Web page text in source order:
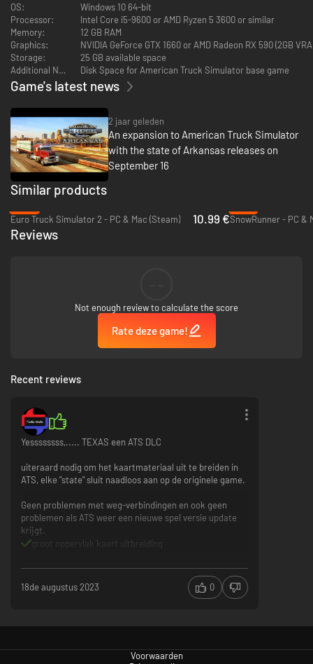
OS:
Windows 10 64-bit
Processor:
Intel Core i5-9600 or AMD Ryzen 5 3600 or similar
Memory:
12 GB RAM
Graphics:
NVIDIA GeForce GTX 1660 or AMD Radeon RX 590 (2GB
Storage:
25 GB available space
Additional Notes:
Disk Space for American Truck Simulator base game
Game's latest news
2 jaar geleden
An expansion to American Truck Simulator
with the state of Arkansas releases on
September 16
Similar products
Euro Truck Simulator 2 - PC & Mac (Steam)
10.99 €SnowRunner - PC &
Reviews
Not enough review to calculate the score
Rate deze game!
Recent reviews
Yessssssss,..... TEXAS een ATS DLC
uiteraard nodig om het kaartmateriaal uit te breiden in
ATS, elke "state" sluit naadloos aan op de originele game.
Geen problemen met weg-verbindingen en ook geen
problemen als ATS weer een nieuwe spel versie update
krijgt.
groot oppervlak kaart uitbreiding
18de augustus 2023 0
Voorwaarden